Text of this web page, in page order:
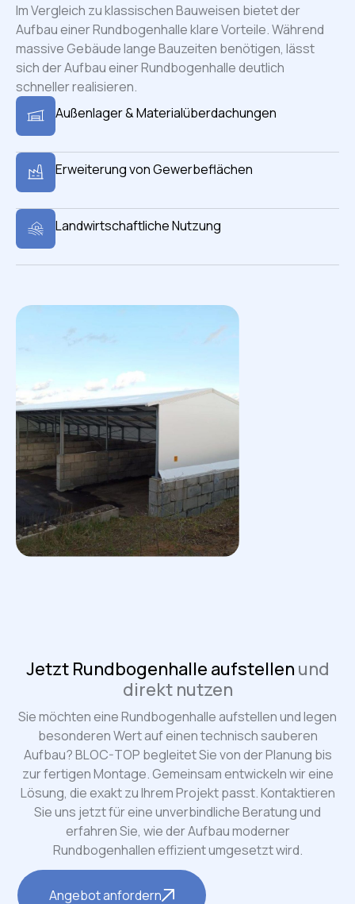
Im Vergleich zu klassischen Bauweisen bietet der
Aufbau einer Rundbogenhalle klare Vorteile. Während
massive Gebäude lange Bauzeiten benötigen, lässt
sich der Aufbau einer Rundbogenhalle deutlich
schneller realisieren.
Außenlager & Materialüberdachungen
Erweiterung von Gewerbeflächen
Landwirtschaftliche Nutzung
Jetzt Rundbogenhalle aufstellen und
direkt nutzen
Sie möchten eine Rundbogenhalle aufstellen und legen
besonderen Wert auf einen technisch sauberen
Aufbau? BLOC-TOP begleitet Sie von der Planung bis
zur fertigen Montage. Gemeinsam entwickeln wir eine
Lösung, die exakt zu Ihrem Projekt passt. Kontaktieren
Sie uns jetzt für eine unverbindliche Beratung und
erfahren Sie, wie der Aufbau moderner
Rundbogenhallen effizient umgesetzt wird.
Angebot anfordern